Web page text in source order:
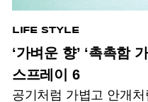
LIFE STYLE
‘가벼운 향’ ‘촉촉함
스프레이 6
공기처럼 가볍고 안개